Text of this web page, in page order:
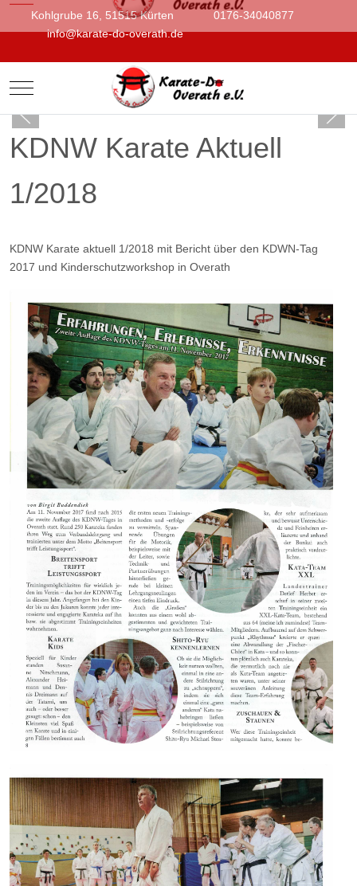
Kohlgrube 16, 51515 Kürten
0176-34040877
info@karate-do-overath.de
Mobile Menu Toggle
KDNW Karate Aktuell
1/2018
KDNW Karate aktuell 1/2018 mit Bericht über den KDWN-Tag
2017 und Kinderschutzworkshop in Overath